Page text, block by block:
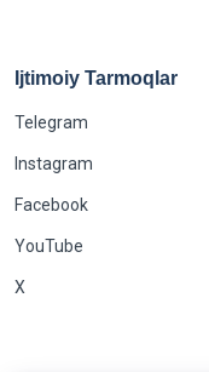
Ijtimoiy Tarmoqlar
Telegram
Instagram
Facebook
YouTube
X